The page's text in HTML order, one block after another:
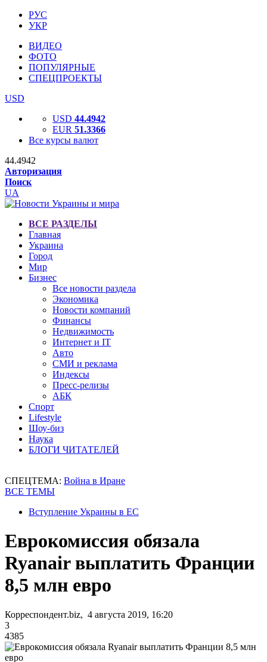
РУС
УКР
ВИДЕО
ФОТО
ПОПУЛЯРНЫЕ
СПЕЦПРОЕКТЫ
USD
USD 44.4942
EUR 51.3366
Все курсы валют
44.4942
Авторизация
Поиск
UA
ВСЕ РАЗДЕЛЫ
Главная
Украина
Город
Мир
Бизнес
Все новости раздела
Экономика
Новости компаний
Финансы
Недвижимость
Интернет и IT
Авто
СМИ и реклама
Индексы
Пресс-релизы
АБК
Спорт
Lifestyle
Шоу-биз
Наука
БЛОГИ ЧИТАТЕЛЕЙ
СПЕЦТЕМА: Война в Иране
ВСЕ ТЕМЫ
Вступление Украины в ЕС
Еврокомиссия обязала
Ryanair выплатить Франции
8,5 млн евро
Корреспондент.biz, 4 августа 2019, 16:20
3
4385